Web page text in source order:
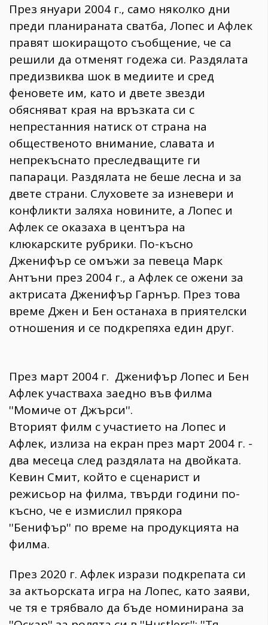
През януари 2004 г., само няколко дни
преди планираната сватба, Лопес и Афлек
правят шокиращото съобщение, че са
решили да отменят годежа си. Раздялата
предизвиква шок в медиите и сред
феновете им, като и двете звезди
обясняват края на връзката си с
непрестанния натиск от страна на
общественото внимание, славата и
непрекъснато преследващите ги
папараци. Раздялата не беше лесна и за
двете страни. Слуховете за изневери и
конфликти заляха новините, а Лопес и
Афлек се оказаха в центъра на
клюкарските рубрики. По-късно
Дженифър се омъжи за певеца Марк
Антъни през 2004 г., а Афлек се ожени за
актрисата Дженифър Гарнър. През това
време Джен и Бен останаха в приятелски
отношения и се подкрепяха един друг.
През март 2004 г. Дженифър Лопес и Бен
Афлек участваха заедно във филма
''Момиче от Джърси''.
Вторият филм с участието на Лопес и
Афлек, излиза на екран през март 2004 г. -
два месеца след раздялата на двойката.
Кевин Смит, който е сценарист и
режисьор на филма, твърди години по-
късно, че е измислил прякора
''Бенифър'' по време на продукцията на
филма.
През 2020 г. Афлек изрази подкрепата си
за актьорската игра на Лопес, като заяви,
че тя е трябвало да бъде номинирана за